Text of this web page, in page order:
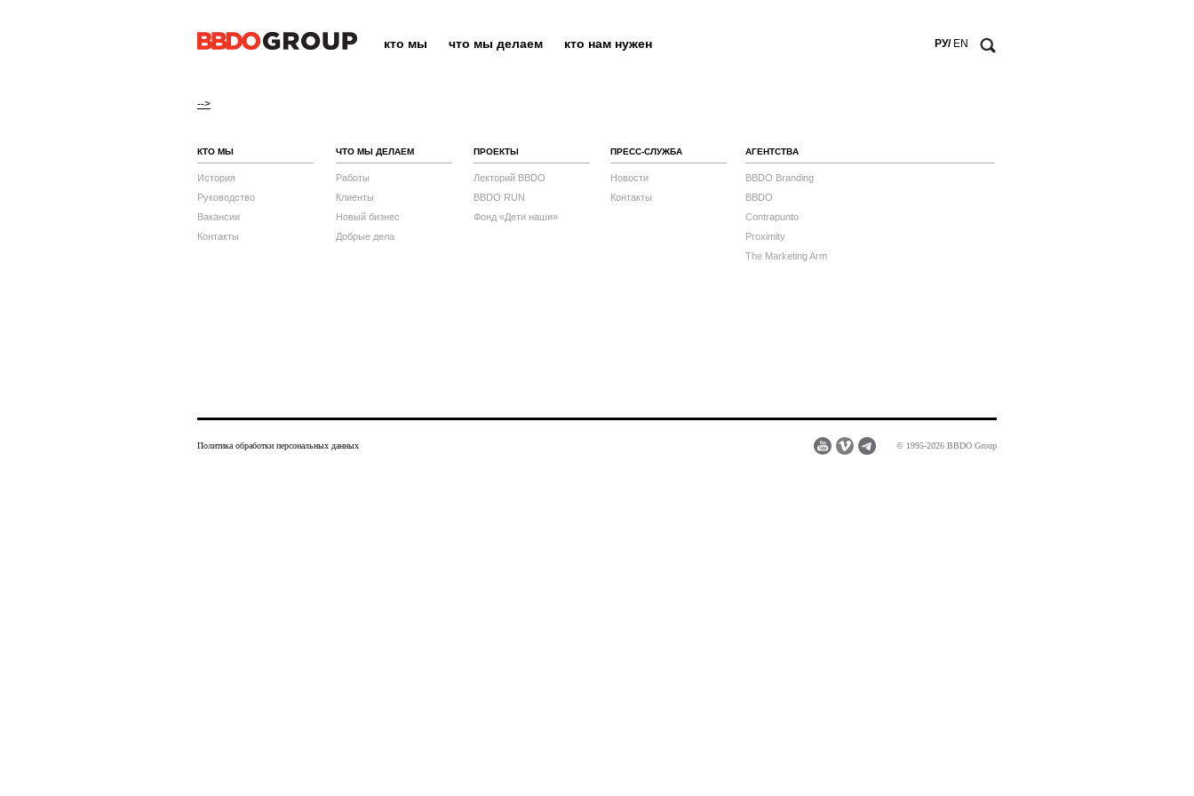
кто мы что мы делаем кто нам нужен РУ/ EN
-->
КТО МЫ
История
Руководство
Вакансии
Контакты
ЧТО МЫ ДЕЛАЕМ
Работы
Клиенты
Новый бизнес
Добрые дела
ПРОЕКТЫ
Лекторий BBDO
BBDO RUN
Фонд «Дети наши»
ПРЕСС-СЛУЖБА
Новости
Контакты
АГЕНТСТВА
BBDO Branding
BBDO
Contrapunto
Proximity
The Marketing Arm
© 1995-2026 BBDO Group
Политика обработки персональных данных